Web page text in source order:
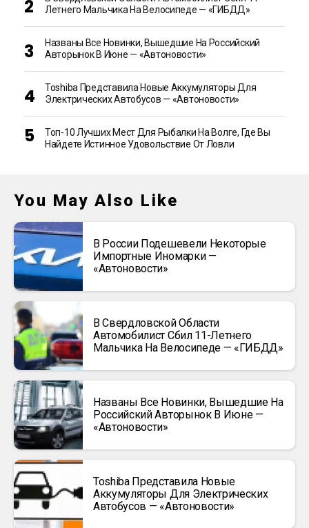
Летнего Мальчика На Велосипеде — «ГИБДД»
Названы Все Новинки, Вышедшие На Российский
Авторынок В Июне — «Автоновости»
Toshiba Представила Новые Аккумуляторы Для
Электрических Автобусов — «Автоновости»
Топ-10 Лучших Мест Для Рыбалки На Волге, Где Вы
Найдете Истинное Удовольствие От Ловли
You May Also Like
В России Подешевели Некоторые
Импортные Иномарки —
«Автоновости»
В Свердловской Области
Автомобилист Сбил 11-Летнего
Мальчика На Велосипеде — «ГИБДД»
Названы Все Новинки, Вышедшие На
Российский Авторынок В Июне —
«Автоновости»
Toshiba Представила Новые
Аккумуляторы Для Электрических
Автобусов — «Автоновости»